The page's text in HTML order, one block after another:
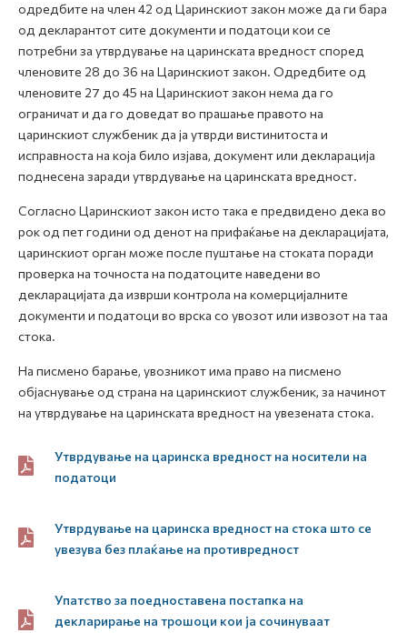
одредбите на член 42 од Царинскиот закон може да ги бара
од декларантот сите документи и податоци кои се
потребни за утврдување на царинската вредност според
членовите 28 до 36 на Царинскиот закон. Одредбите од
членовите 27 до 45 на Царинскиот закон нема да го
ограничат и да го доведат во прашање правото на
царинскиот службеник да ја утврди вистинитоста и
исправноста на која било изјава, документ или декларација
поднесена заради утврдување на царинската вредност.
Согласно Царинскиот закон исто така е предвидено дека во
рок од пет години од денот на прифаќање на декларацијата,
царинскиот орган може после пуштање на стоката поради
проверка на точноста на податоците наведени во
декларацијата да изврши контрола на комерцијалните
документи и податоци во врска со увозот или извозот на таа
стока.
На писмено барање, увозникот има право на писмено
објаснување од страна на царинскиот службеник, за начинот
на утврдување на царинската вредност на увезената стока.
Утврдување на царинска вредност на носители на
податоци
Утврдување на царинска вредност на стока што се
увезува без плаќање на противредност
Упатство за поедноставена постапка на
декларирање на трошоци кои ја сочинуваат